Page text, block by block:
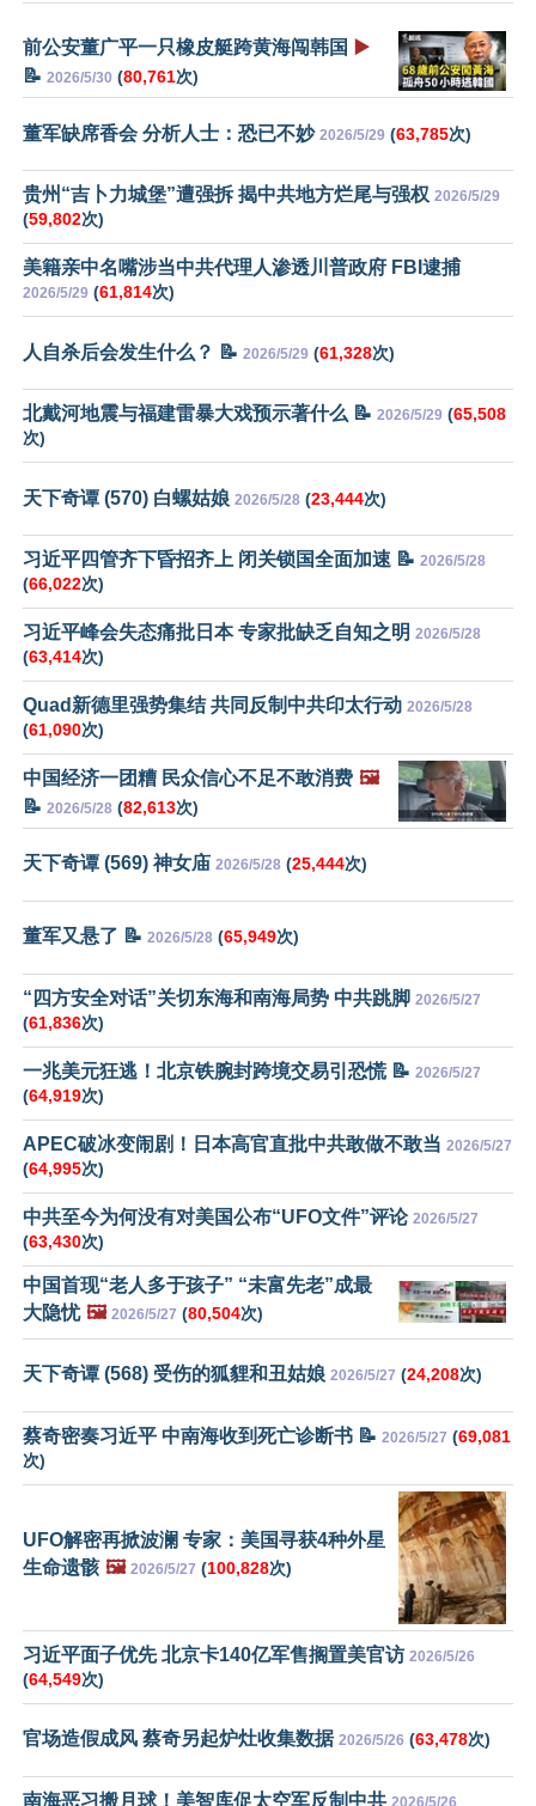
前公安董广平一只橡皮艇跨黄海闯韩国 ▶️
📝 2026/5/30 (80,761次)
董军缺席香会 分析人士：恐已不妙 2026/5/29 (63,785次)
贵州“吉卜力城堡”遭强拆 揭中共地方烂尾与强权 2026/5/29
(59,802次)
美籍亲中名嘴涉当中共代理人渗透川普政府 FBI逮捕
2026/5/29 (61,814次)
人自杀后会发生什么？ 📝 2026/5/29 (61,328次)
北戴河地震与福建雷暴大戏预示著什么 📝 2026/5/29 (65,508
次)
天下奇谭 (570) 白螺姑娘 2026/5/28 (23,444次)
习近平四管齐下昏招齐上 闭关锁国全面加速 📝 2026/5/28
(66,022次)
习近平峰会失态痛批日本 专家批缺乏自知之明 2026/5/28
(63,414次)
Quad新德里强势集结 共同反制中共印太行动 2026/5/28
(61,090次)
中国经济一团糟 民众信心不足不敢消费 🖼️
📝 2026/5/28 (82,613次)
天下奇谭 (569) 神女庙 2026/5/28 (25,444次)
董军又悬了 📝 2026/5/28 (65,949次)
“四方安全对话”关切东海和南海局势 中共跳脚 2026/5/27
(61,836次)
一兆美元狂逃！北京铁腕封跨境交易引恐慌 📝 2026/5/27
(64,919次)
APEC破冰变闹剧！日本高官直批中共敢做不敢当 2026/5/27
(64,995次)
中共至今为何没有对美国公布“UFO文件”评论 2026/5/27
(63,430次)
中国首现“老人多于孩子” “未富先老”成最
大隐忧 🖼️ 2026/5/27 (80,504次)
天下奇谭 (568) 受伤的狐貍和丑姑娘 2026/5/27 (24,208次)
蔡奇密奏习近平 中南海收到死亡诊断书 📝 2026/5/27 (69,081
次)
UFO解密再掀波澜 专家：美国寻获4种外星
生命遗骸 🖼️ 2026/5/27 (100,828次)
习近平面子优先 北京卡140亿军售搁置美官访 2026/5/26
(64,549次)
官场造假成风 蔡奇另起炉灶收集数据 2026/5/26 (63,478次)
南海恶习搬月球！美智库促太空军反制中共 2026/5/26